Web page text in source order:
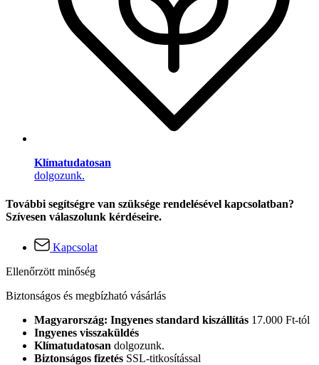
Klímatudatosan
dolgozunk.
További segítségre van szüksége rendelésével kapcsolatban?
Szívesen válaszolunk kérdéseire.
Kapcsolat
Ellenőrzött minőség
Biztonságos és megbízható vásárlás
Magyarország: Ingyenes standard kiszállítás 17.000 Ft-tól
Ingyenes visszaküldés
Klímatudatosan dolgozunk.
Biztonságos fizetés SSL-titkosítással